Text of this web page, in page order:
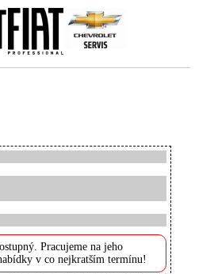
Pracujeme na jeho
v co nejkratším termínu!